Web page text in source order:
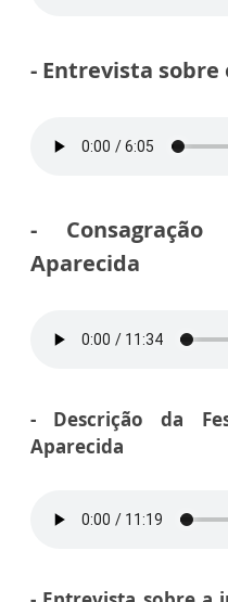
- Entrevista sobre
-
Aparecida
- Descrição da
Aparecida